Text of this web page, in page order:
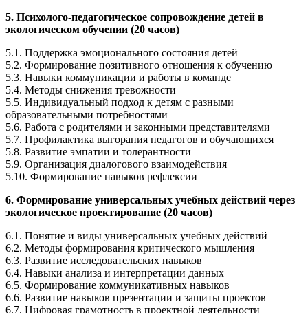
5. Психолого-педагогическое сопровождение детей в
экологическом обучении (20 часов)
5.1. Поддержка эмоционального состояния детей
5.2. Формирование позитивного отношения к обучению
5.3. Навыки коммуникации и работы в команде
5.4. Методы снижения тревожности
5.5. Индивидуальный подход к детям с разными
образовательными потребностями
5.6. Работа с родителями и законными представителями
5.7. Профилактика выгорания педагогов и обучающихся
5.8. Развитие эмпатии и толерантности
5.9. Организация диалогового взаимодействия
5.10. Формирование навыков рефлексии
6. Формирование универсальных учебных действий через
экологическое проектирование (20 часов)
6.1. Понятие и виды универсальных учебных действий
6.2. Методы формирования критического мышления
6.3. Развитие исследовательских навыков
6.4. Навыки анализа и интерпретации данных
6.5. Формирование коммуникативных навыков
6.6. Развитие навыков презентации и защиты проектов
6.7. Цифровая грамотность в проектной деятельности